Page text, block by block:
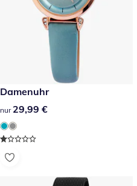
29,99 €
Damenuhr
29,99 €
nur 29,99 €